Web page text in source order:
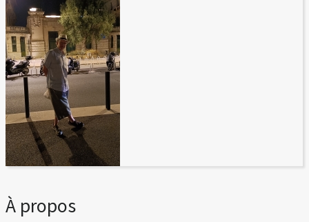
À propos